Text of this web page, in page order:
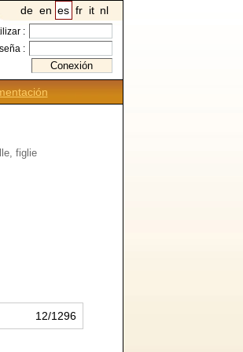
de en es fr it nl
:
:
figlie
12/1296